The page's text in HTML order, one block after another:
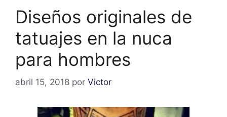
Diseños originales de
tatuajes en la nuca
para hombres
abril 15, 2018 por Victor